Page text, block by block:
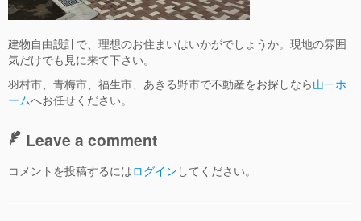
建物自由設計で、理想のお住まいはいかがでしょうか。現地の雰囲
気だけでも見に来て下さい。
羽村市、青梅市、福生市、あきる野市で不動産をお探しなら山一ホ
ームへお任せください。
Leave a comment
コメントを投稿するにはログイン してください。